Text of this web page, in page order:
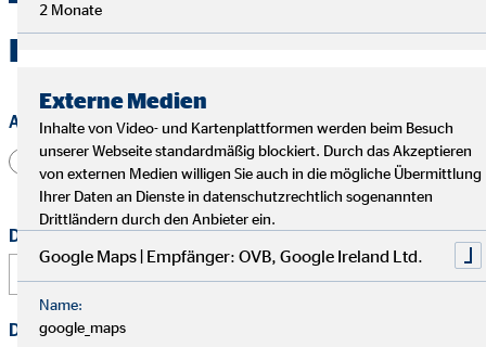
Kontakt zu OVB in Nottuln
Anrede
Herr Frau Divers
Dein vollständiger Name*
Deine E-Mail Adresse
2 Monate
Externe Medien
Inhalte von Video- und Kartenplattformen werden beim Besuch
unserer Webseite standardmäßig blockiert. Durch das Akzeptieren
von externen Medien willigen Sie auch in die mögliche Übermittlung
Ihrer Daten an Dienste in datenschutzrechtlich sogenannten
Drittländern durch den Anbieter ein.
Google Maps | Empfänger: OVB, Google Ireland Ltd.
Name:
google_maps